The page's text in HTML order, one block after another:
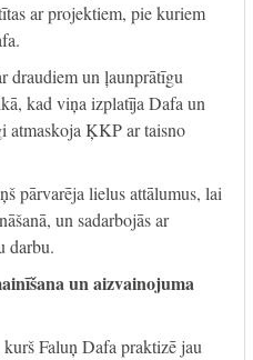
ar projektiem, pie kuriem
draudiem un ļaunprātīgu
kad viņa izplatīja Dafa un
atmaskoja ĶKP ar taisno
pārvarēja lielus attālumus, lai
un sadarbojās ar
darbu.
un aizvainojuma
Faluņ Dafa praktizē jau